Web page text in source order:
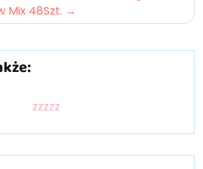
Mix 48Szt.
zzzzz